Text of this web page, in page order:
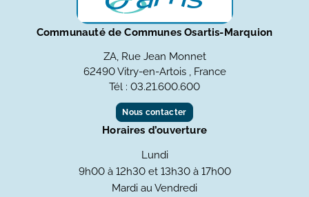
Communauté de Communes Osartis-Marquion
ZA, Rue Jean Monnet
62490 Vitry-en-Artois , France
Tél : 03.21.600.600
Nous contacter
Horaires d’ouverture
Lundi
9h00 à 12h30 et 13h30 à 17h00
Mardi au Vendredi